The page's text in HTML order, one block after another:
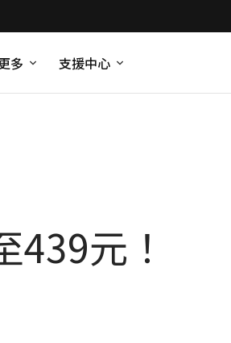
多 支援中心
439元！